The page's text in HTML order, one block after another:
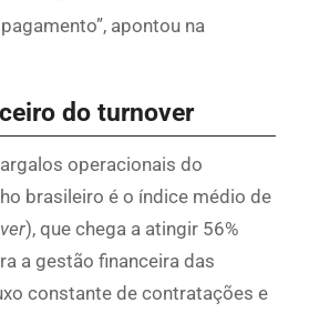
apontou na
do turnover
operacionais do
brasileiro é o índice médio de
), que chega a atingir 56%
a gestão financeira das
constante de contratações e